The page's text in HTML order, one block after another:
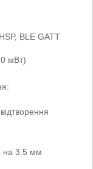
BLE GATT
мВт)
на 3.5 мм